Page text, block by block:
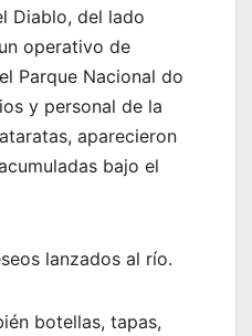
Diablo, del lado
operativo de
Parque Nacional do
y personal de la
aparecieron
bajo el
lanzados al río.
botellas, tapas,